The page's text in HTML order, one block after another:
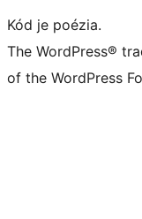
Kód je poézia.
The WordPress®
of the WordPress